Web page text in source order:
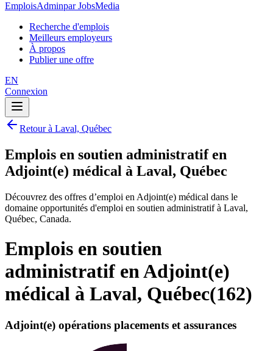
EmploisAdminpar JobsMedia
Recherche d'emplois
Meilleurs employeurs
À propos
Publier une offre
EN
Connexion
Retour à Laval, Québec
Emplois en soutien administratif en
Adjoint(e) médical à Laval, Québec
Découvrez des offres d’emploi en Adjoint(e) médical dans le
domaine opportunités d'emploi en soutien administratif à Laval,
Québec, Canada.
Emplois en soutien
administratif en Adjoint(e)
médical à Laval, Québec(162)
Adjoint(e) opérations placements et assurances